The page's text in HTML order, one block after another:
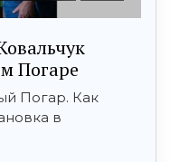
Погаре
Погар. Как
в